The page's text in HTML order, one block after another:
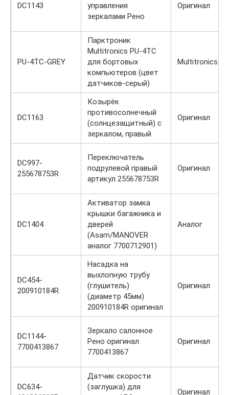
DC1143
управления
зеркалами Рено
Оригинал
PU-4TC-GREY
Парктроник
Multitronics PU-4TC
для бортовых
компьютеров (цвет
датчиков-серый)
Multitronics
DC1163
Козырёк
противосолнечный
(солнцезащитный) с
зеркалом, правый
Оригинал
DC997-
255678753R
Переключатель
подрулевой правый
артикул 255678753R
Оригинал
DC1404
Активатор замка
крышки багажника и
дверей
(Asam/MANOVER
аналог 7700712901)
Аналог
DC454-
200910184R
Насадка на
выхлопную трубу
(глушитель)
(диаметр 45мм)
200910184R оригинал
Оригинал
DC1144-
7700413867
Зеркало салонное
Рено оригинал
7700413867
Оригинал
DC634-
Датчик скорости
(заглушка) для
Оригинал